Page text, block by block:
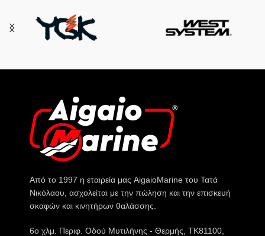
Από το 1997 η εταιρεία μας AigaioMarine του Τατά
Νικόλαου, ασχολείται με την πώληση και την επισκευή
σκαφών και κινητήρων θαλάσσης.
6o χλμ. Περιφ. Οδού Μυτιλήνης - Θερμής, ΤΚ81100,